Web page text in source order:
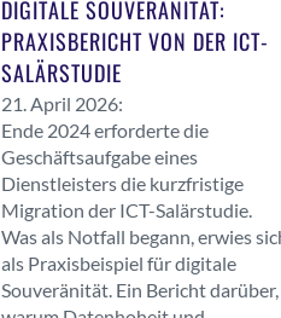
DIGITALE SOUVERÄNITÄT:
PRAXISBERICHT VON DER ICT-
SALÄRSTUDIE
21. April 2026:
Ende 2024 erforderte die
Geschäftsaufgabe eines
Dienstleisters die kurzfristige
Migration der ICT-Salärstudie.
Was als Notfall begann, erwies
als Praxisbeispiel für digitale
Souveränität. Ein Bericht darüber,